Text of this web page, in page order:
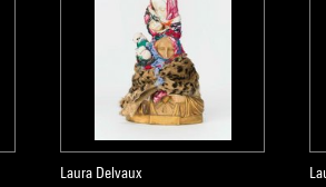
Laura Delvaux